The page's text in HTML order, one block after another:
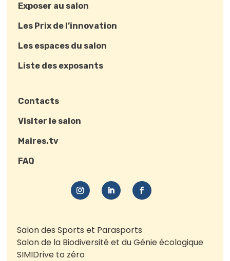
Exposer au salon
Les Prix de l’innovation
Les espaces du salon
Liste des exposants
Contacts
Visiter le salon
Maires.tv
FAQ
Salon des Sports et Parasports
Salon de la Biodiversité et du Génie écologique
SIMIDrive to zéro